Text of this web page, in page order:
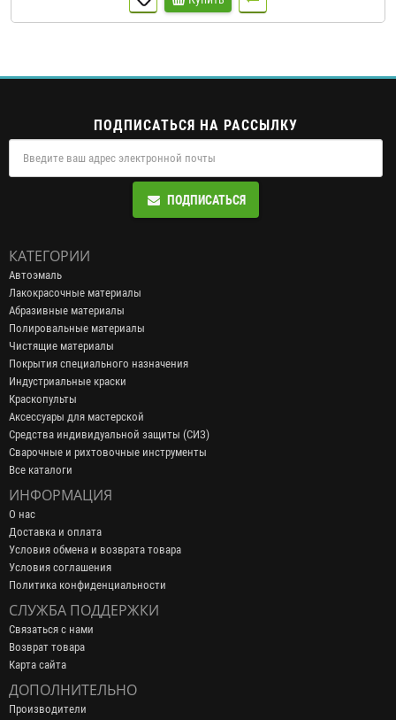
ПОДПИСАТЬСЯ НА РАССЫЛКУ
ПОДПИСАТЬСЯ
КАТЕГОРИИ
Автоэмаль
Лакокрасочные материалы
Абразивные материалы
Полировальные материалы
Чистящие материалы
Покрытия специального назначения
Индустриальные краски
Краскопульты
Аксессуары для мастерской
Средства индивидуальной защиты (СИЗ)
Сварочные и рихтовочные инструменты
Все каталоги
ИНФОРМАЦИЯ
О нас
Доставка и оплата
Условия обмена и возврата товара
Условия соглашения
Политика конфиденциальности
СЛУЖБА ПОДДЕРЖКИ
Связаться с нами
Возврат товара
Карта сайта
ДОПОЛНИТЕЛЬНО
Производители